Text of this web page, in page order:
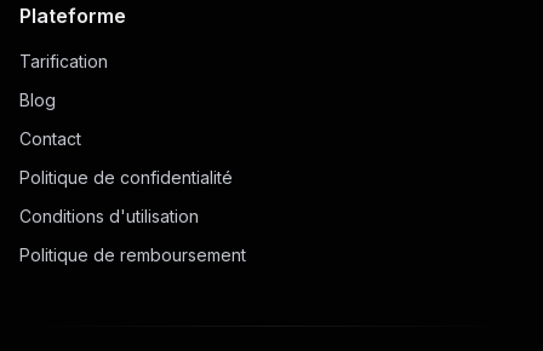
Plateforme
Tarification
Blog
Contact
Politique de confidentialité
Conditions d'utilisation
Politique de remboursement